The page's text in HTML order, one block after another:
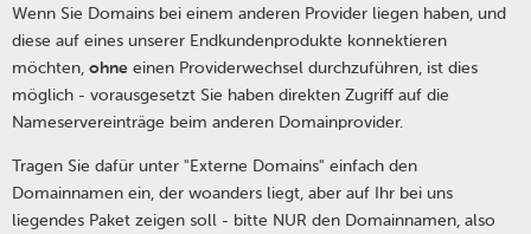
Wenn Sie Domains bei einem anderen Provider liegen haben, und
diese auf eines unserer Endkundenprodukte konnektieren
möchten, ohne einen Providerwechsel durchzuführen, ist dies
möglich - vorausgesetzt Sie haben direkten Zugriff auf die
Nameservereinträge beim anderen Domainprovider.
Tragen Sie dafür unter "Externe Domains" einfach den
Domainnamen ein, der woanders liegt, aber auf Ihr bei uns
liegendes Paket zeigen soll - bitte NUR den Domainnamen, also